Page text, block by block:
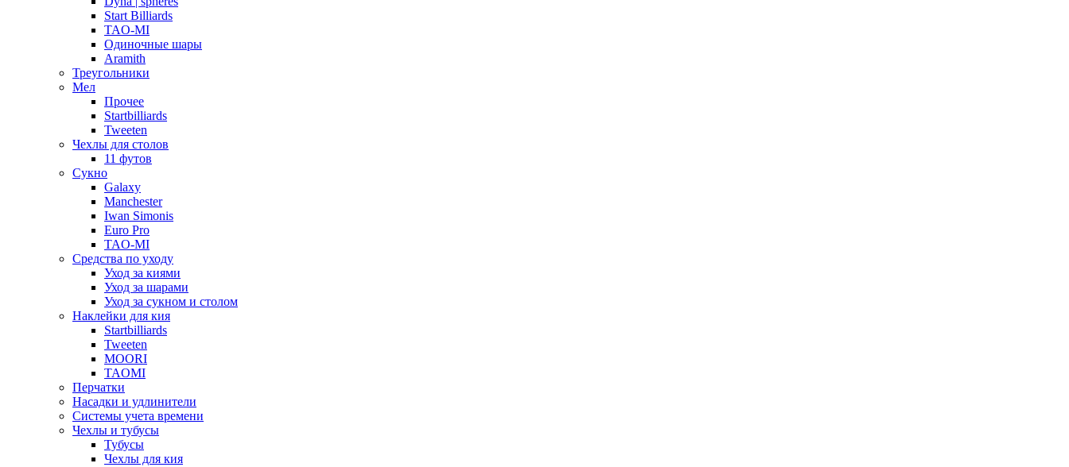
Start Billiards
TAO-MI
Одиночные шары
Aramith
Треугольники
Мел
Прочее
Startbilliards
Tweeten
Чехлы для столов
11 футов
Сукно
Galaxy
Manchester
Iwan Simonis
Euro Pro
TAO-MI
Средства по уходу
Уход за киями
Уход за шарами
Уход за сукном и столом
Наклейки для кия
Startbilliards
Tweeten
MOORI
TAOMI
Перчатки
Насадки и удлинители
Системы учета времени
Чехлы и тубусы
Тубусы
Чехлы для кия